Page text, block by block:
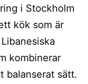
i Stockholm
kök som är
kombinerar
balanserat sätt.